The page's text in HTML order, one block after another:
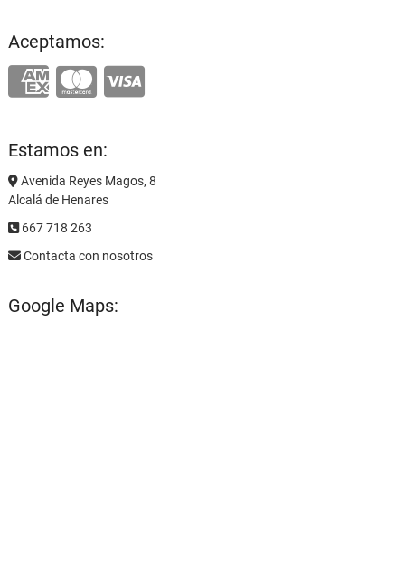
Aceptamos:
Estamos en:
Avenida Reyes Magos, 8
Alcalá de Henares
667 718 263
Contacta con nosotros
Google Maps: